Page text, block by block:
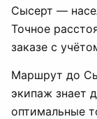
Сысерт —
Точное
заказе с
Маршрут до
экипаж знает
оптимальные